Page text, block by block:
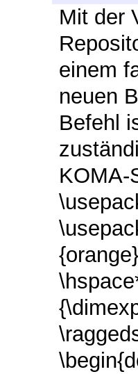
Mit der
einem
neuen
Befehl
KOMA-